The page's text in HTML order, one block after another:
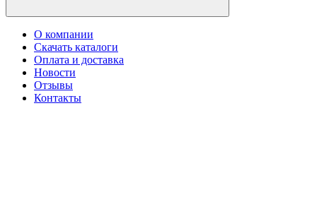
О компании
Скачать каталоги
Оплата и доставка
Новости
Отзывы
Контакты